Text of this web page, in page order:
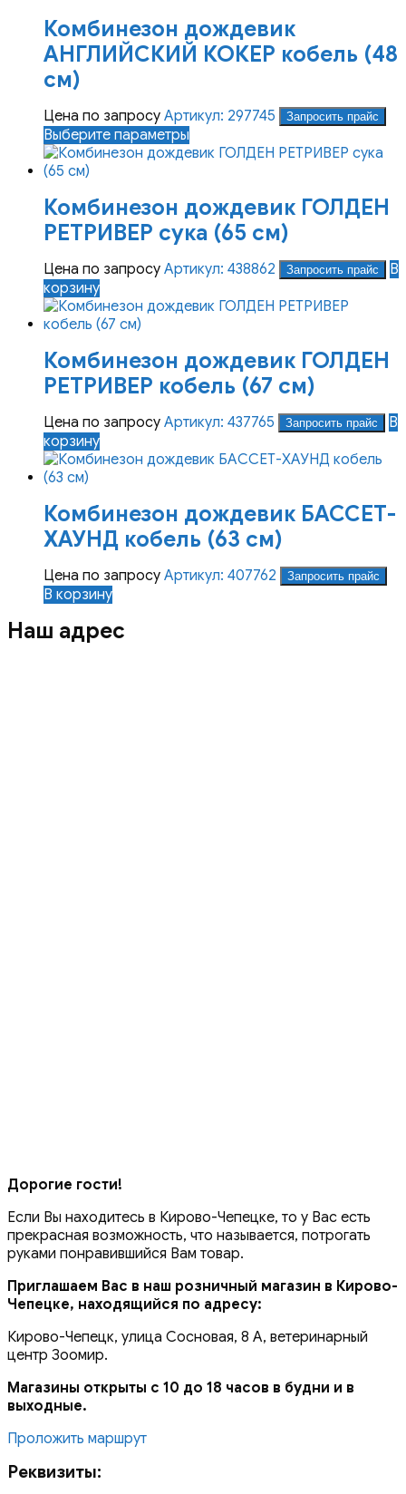
Комбинезон дождевик
АНГЛИЙСКИЙ КОКЕР кобель (48
см)
Цена по запросу Артикул: 297745 Запросить прайс
Выберите параметры
товар
вариаций.
Опции
можно
выбрать
на
странице
товара.
Комбинезон дождевик ГОЛДЕН
РЕТРИВЕР сука (65 см)
Цена по запросу Артикул: 438862 Запросить прайс
В
корзину
Комбинезон дождевик ГОЛДЕН
РЕТРИВЕР кобель (67 см)
Цена по запросу Артикул: 437765 Запросить прайс
В
корзину
Комбинезон дождевик БАССЕТ-
ХАУНД кобель (63 см)
Цена по запросу Артикул: 407762 Запросить прайс
В корзину
Наш адрес
Дорогие гости!
Если Вы находитесь в Кирово-Чепецке, то у Вас есть
прекрасная возможность, что называется, потрогать
руками понравившийся Вам товар.
Приглашаем Вас в наш розничный магазин в Кирово-
Чепецке, находящийся по адресу:
Кирово-Чепецк, улица Сосновая, 8 А, ветеринарный
центр Зоомир.
Магазины открыты с 10 до 18 часов в будни и в
выходные.
Проложить маршрут
Реквизиты: